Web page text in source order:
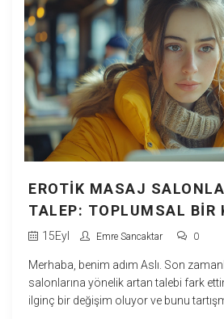
EROTIK MASAJ
TALEP: TOPLUMSAL BIR
15Eyl Emre Sancaktar 0
Merhaba, benim adım Aslı. Son
salonlarına yönelik artan talebi fark
ilginç bir değişim oluyor ve bunu